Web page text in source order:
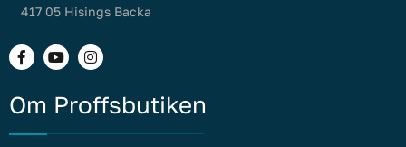
417 05 Hisings Backa
Om Proffsbutiken